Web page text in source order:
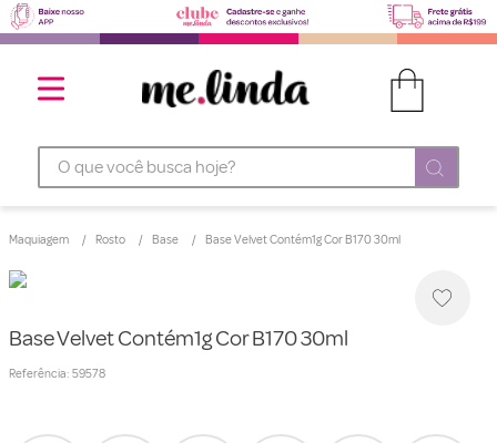
O que você busca hoje?
Maquiagem Rosto Base Base Velvet Contém1g Cor B170 30ml
Base Velvet Contém1g Cor B170 30ml
Referência: 59578